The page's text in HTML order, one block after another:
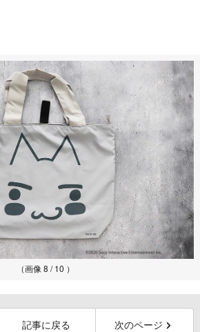
（画像 8 / 10 ）
記事に戻る 次のページ